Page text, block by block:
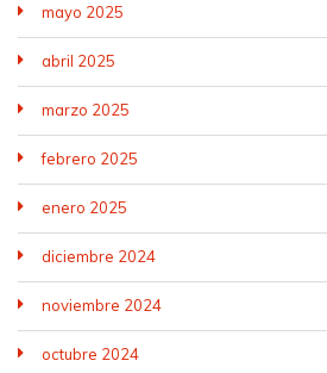
mayo 2025
abril 2025
marzo 2025
febrero 2025
enero 2025
diciembre 2024
noviembre 2024
octubre 2024